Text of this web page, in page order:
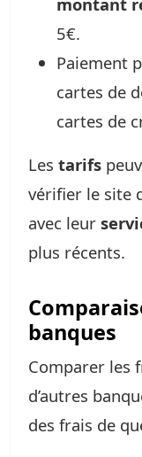
5€.
Paiement
cartes de
cartes de
Les tarifs
vérifier le site
avec leur
plus récents.
banques
Comparer les
d’autres
des frais de